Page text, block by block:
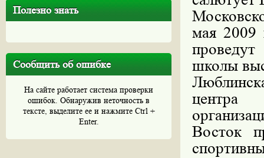
Полезно знать
Сообщить об ошибке
На сайте работает система проверки
ошибок. Обнаружив неточность в
тексте, выделите ее и нажмите Ctrl +
Enter.
мая 2009
школы
центра
Восток